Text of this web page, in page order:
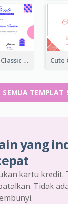
Vintage And Classic Vibrant Certificate Design Ideas
SEMUA TEMPLAT
yang
kartu kredit.
Tidak